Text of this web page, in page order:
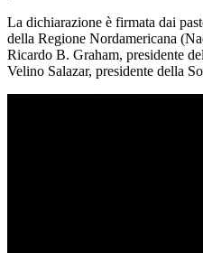
La dichiarazione è firmata dai
della Regione Nordamericana
Ricardo B. Graham, presidente
Velino Salazar, presidente della